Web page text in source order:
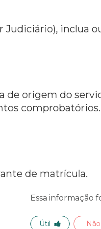
Judiciário), inclua
de origem do
comprobatórios.
de matrícula.
Essa informação
Útil